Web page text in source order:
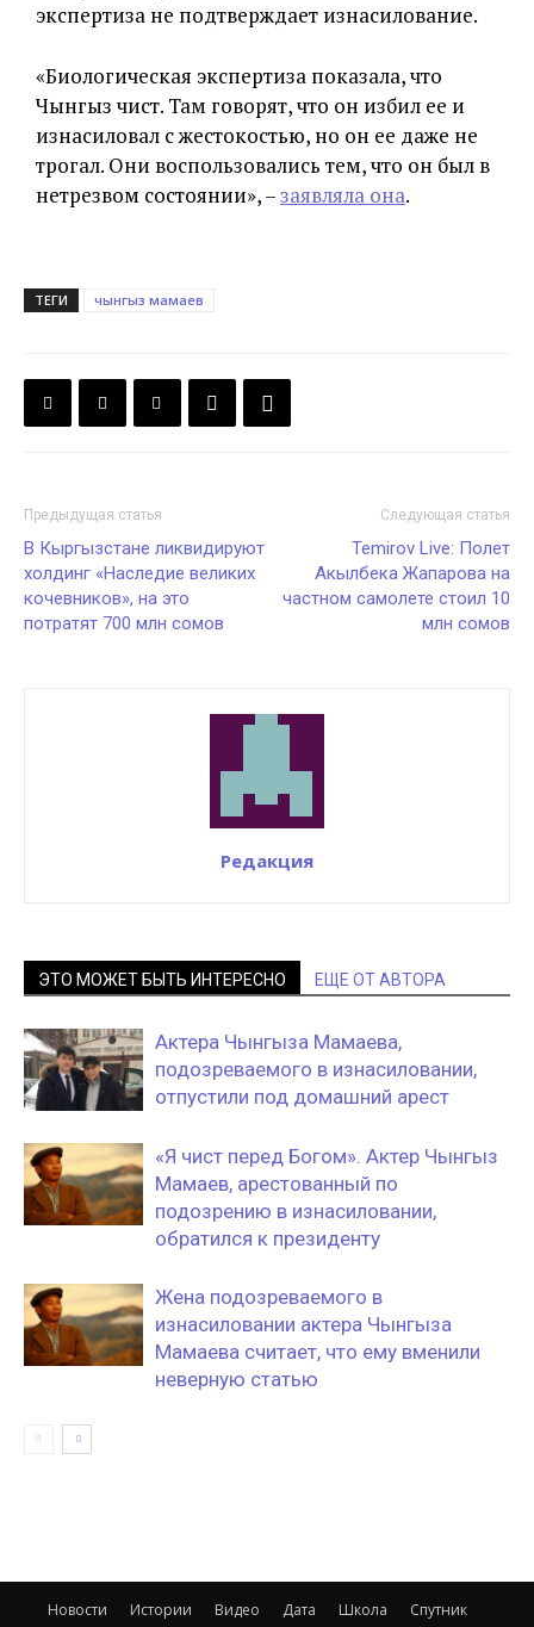
экспертиза не подтверждает изнасилование.
«Биологическая экспертиза показала, что
Чынгыз чист. Там говорят, что он избил ее и
изнасиловал с жестокостью, но он ее даже не
трогал. Они воспользовались тем, что он был в
нетрезвом состоянии», –заявляла она.
ТЕГИ чынгыз мамаев
Предыдущая статья
В Кыргызстане ликвидируют
холдинг «Наследие великих
кочевников», на это
потратят 700 млн сомов
Следующая статья
Temirov Live: Полет
Акылбека Жапарова на
частном самолете стоил 10
млн сомов
Редакция
ЭТО МОЖЕТ БЫТЬ ИНТЕРЕСНО ЕЩЕ ОТ АВТОРА
Актера Чынгыза Мамаева,
подозреваемого в изнасиловании,
отпустили под домашний арест
«Я чист перед Богом». Актер Чынгыз
Мамаев, арестованный по
подозрению в изнасиловании,
обратился к президенту
Жена подозреваемого в
изнасиловании актера Чынгыза
Мамаева считает, что ему вменили
неверную статью
Новости Истории Видео Дата Школа
Спутник